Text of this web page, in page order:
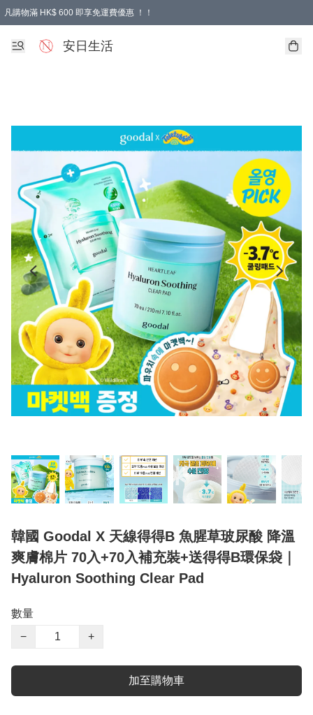
凡購物滿 HK$ 600 即享免運費優惠 ！！
安日生活
韓國 Goodal X 天線得得B 魚腥草玻尿酸 降溫
爽膚棉片 70入+70入補充裝+送得得B環保袋｜
Hyaluron Soothing Clear Pad
數量
−
+
加至購物車